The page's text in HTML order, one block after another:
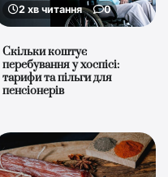
2 хв читання 0
Скільки коштує
перебування у хоспісі:
тарифи та пільги для
пенсіонерів